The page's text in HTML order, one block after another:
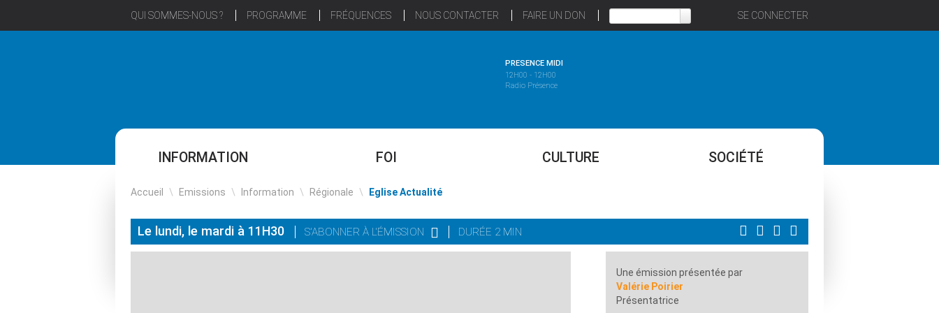
QUI SOMMES-NOUS ? PROGRAMME FRÉQUENCES NOUS CONTACTER FAIRE UN DON SE CONNECTER
PRESENCE MIDI
12H00 - 12H00
Radio Présence
INFORMATION FOI CULTURE SOCIÉTÉ
Accueil \ Emissions \ Information \ Régionale \ Eglise Actualité
Le lundi, le mardi à 11H30 S'ABONNER À L'ÉMISSION DURÉE 2 MIN
Une émission présentée par
Valérie Poirier
Présentatrice